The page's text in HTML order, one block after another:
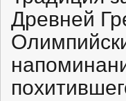
Древней